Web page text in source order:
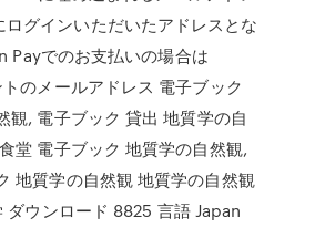
グインいただいたアドレスとな
Payでのお支払いの場合は
のメールアドレス 電子ブック
観, 電子ブック 貸出 地質学の自
堂 電子ブック 地質学の自然観,
地質学の自然観 地質学の自然観
ダウンロード 8825 言語 Japan